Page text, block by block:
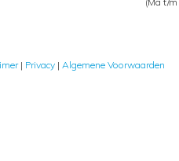
| Privacy | Algemene Voorwaarden